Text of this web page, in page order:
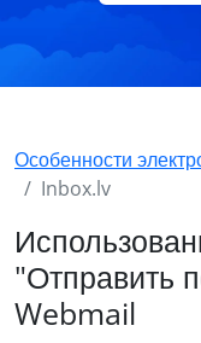
Особенности
Inbox.lv
"Отправить
Webmail